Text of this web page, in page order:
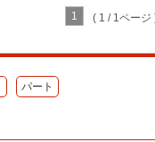
1 ( 1 / 1ページ
パート